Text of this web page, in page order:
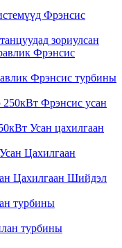
Фрэнсис
Фрэнсис турбины
Усан цахилгаан
Цахилгаан Шийдэл
турбины